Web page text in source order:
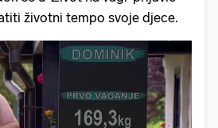
životni tempo svoje djece.